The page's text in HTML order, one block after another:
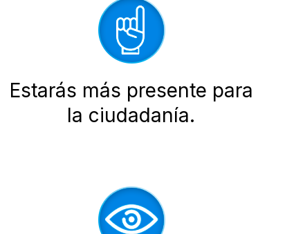
Estarás más presente para
la ciudadanía.